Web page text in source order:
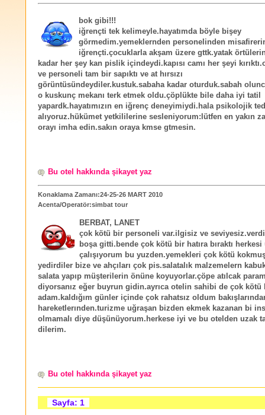
bok gibi!!!
iğrençti tek kelimeyle.hayatımda böyle bişey
görmedim.yemeklernden personelinden
iğrençti.çocuklarla akşam üzere gttk.yatak
kadar her şey kan pislik içindeydi.kapısı camı her şeyi
ve personeli tam bir sapıktı ve at hırsızı
görüntüsündeydiler.kustuk.sabaha kadar oturduk.sabah
o kuskunç mekanı terk etmek oldu.çöplükte bile daha iyi tatil
yapardk.hayatımızın en iğrenç deneyimiydi.hala psikolojik
alıyoruz.hükümet yetkililerine sesleniyorum:lütfen en yakın
orayı imha edin.sakın oraya kmse gtmesin.
Bu otel hakkında şikayet yaz
Konaklama Zamanı:24-25-26 MART 2010
Acenta/Operatör:simbat tour
BERBAT, LANET
çok kötü bir personeli var.ilgisiz ve
boşa gitti.bende çok kötü bir hatıra bıraktı herkesi
çalışıyorum bu yuzden.yemekleri çok kötü
yedirdiler bize ve ahçıları çok pis.salatalık malzemelern
salata yapıp müşterilerin önüne koyuyorlar.çöpe atılcak
diyorsanız eğer buyrun gidin.ayrıca otelin sahibi de çok kötü
adam.kaldığım günler içinde çok rahatsız oldum
hareketlerınden.turizme uğraşan bizden ekmek kazanan bi
olmamalı diye düşünüyorum.herkese iyi ve bu otelden uzak
dilerim.
Bu otel hakkında şikayet yaz
Sayfa: 1